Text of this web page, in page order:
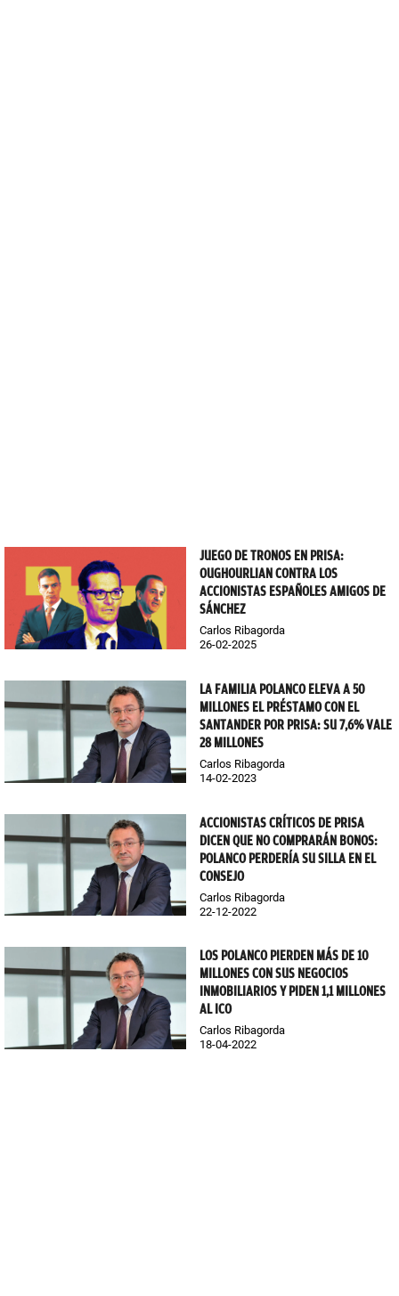
JUEGO DE TRONOS EN PRISA:
OUGHOURLIAN CONTRA LOS
ACCIONISTAS ESPAÑOLES AMIGOS DE
SÁNCHEZ
Carlos Ribagorda
26-02-2025
LA FAMILIA POLANCO ELEVA A 50
MILLONES EL PRÉSTAMO CON EL
SANTANDER POR PRISA: SU 7,6% VALE
28 MILLONES
Carlos Ribagorda
14-02-2023
ACCIONISTAS CRÍTICOS DE PRISA
DICEN QUE NO COMPRARÁN BONOS:
POLANCO PERDERÍA SU SILLA EN EL
CONSEJO
Carlos Ribagorda
22-12-2022
LOS POLANCO PIERDEN MÁS DE 10
MILLONES CON SUS NEGOCIOS
INMOBILIARIOS Y PIDEN 1,1 MILLONES
AL ICO
Carlos Ribagorda
18-04-2022